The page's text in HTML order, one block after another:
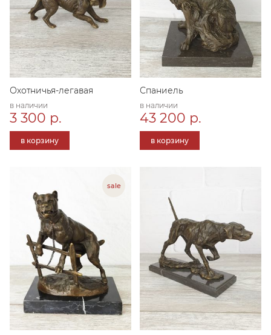
Охотничья-легавая
в наличии
3 300 р.
в корзину
Спаниель
в наличии
43 200 р.
в корзину